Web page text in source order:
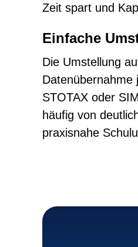
Zeit spart und
Einfache
Die Umstellung
Datenübernahme
STOTAX oder
häufig von
praxisnahe